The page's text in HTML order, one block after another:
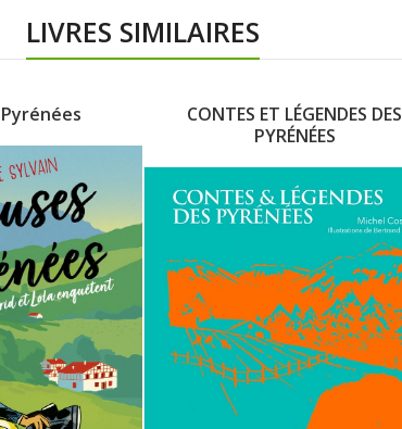
LIVRES SIMILAIRES
CONTES ET LÉGENDES DES
PYRÉNÉES